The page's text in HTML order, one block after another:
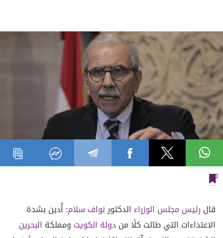
قال رئيس مجلس الوزراء الدكتورنواف سلام: أُدين بشدة
الاعتداءات التي طالت كلًا مندولة الكويت ومملكة البحرين